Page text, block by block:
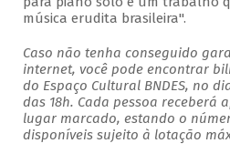
música erudita brasileira".
Caso não tenha conseguido
internet, você pode encontrar
do Espaço Cultural BNDES, no
das 18h. Cada pessoa receberá
lugar marcado, estando o
disponíveis sujeito à lotação